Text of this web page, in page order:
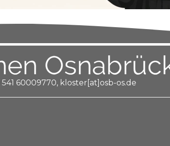
541 60009770, kloster[at]osb-os.de